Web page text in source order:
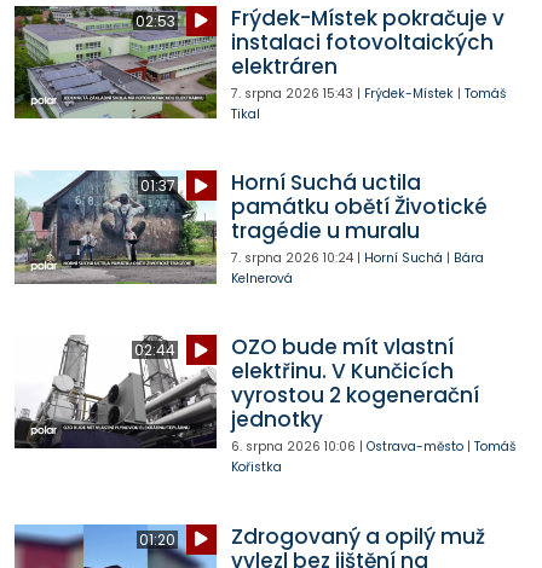
02:53
Frýdek-Místek pokračuje v
instalaci fotovoltaických
elektráren
7. srpna 2026 15:43 | Frýdek-Místek| Tomáš
Tikal
01:37
Horní Suchá uctila
památku obětí Životické
tragédie u muralu
7. srpna 2026 10:24| Horní Suchá | Bára
Kelnerová
02:44
OZO bude mít vlastní
elektřinu. V Kunčicích
vyrostou 2 kogenerační
jednotky
6. srpna 2026 10:06 | Ostrava-město| Tomáš
Kořistka
01:20
Zdrogovaný a opilý muž
vylezl bez jištění na